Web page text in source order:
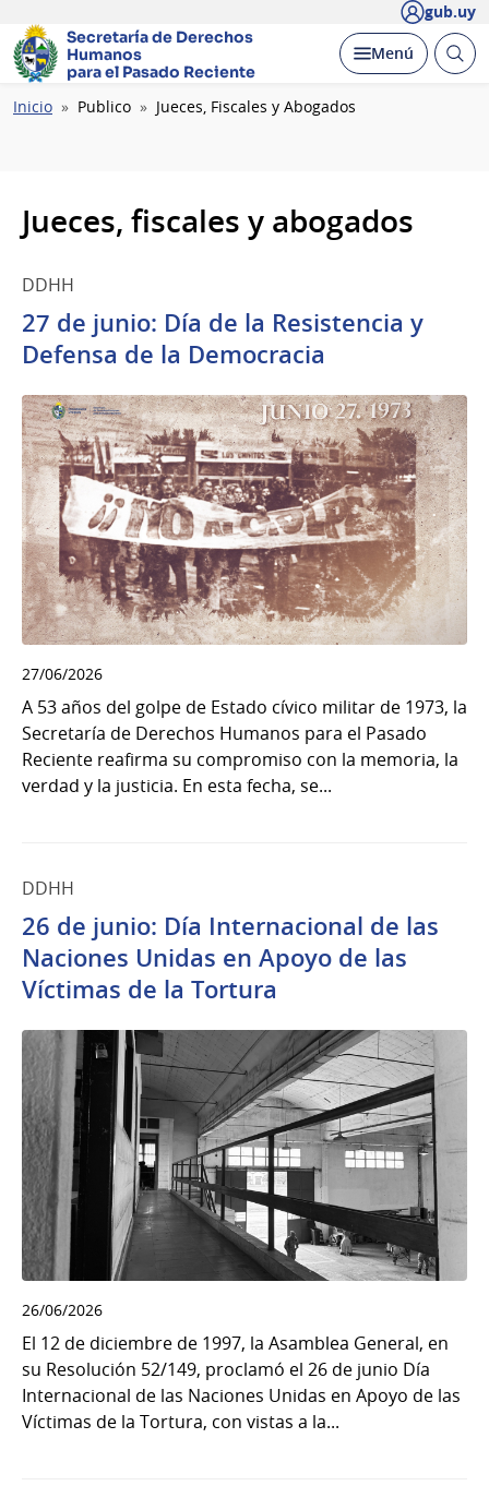
gub.uy
Secretaría de Derechos
Humanos
para el Pasado Reciente
Desplegar
Menú Abrir
Ruta
Inicio Publico Jueces, Fiscales y Abogados
Jueces, fiscales y abogados
DDHH
27 de junio: Día de la Resistencia y
Defensa de la Democracia
27/06/2026
A 53 años del golpe de Estado cívico militar de 1973, la
Secretaría de Derechos Humanos para el Pasado
Reciente reafirma su compromiso con la memoria, la
verdad y la justicia. En esta fecha, se...
DDHH
26 de junio: Día Internacional de las
Naciones Unidas en Apoyo de las
Víctimas de la Tortura
26/06/2026
El 12 de diciembre de 1997, la Asamblea General, en
su Resolución 52/149, proclamó el 26 de junio Día
Internacional de las Naciones Unidas en Apoyo de las
Víctimas de la Tortura, con vistas a la...